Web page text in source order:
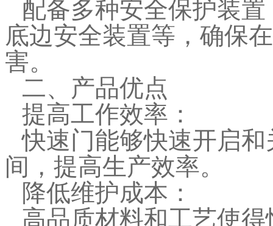
配备多种安全保护装
底边安全装置等，确保
害。
二、产品优点
提高工作效率：
快速门能够快速开启
间，提高生产效率。
降低维护成本：
高品质材料和工艺使